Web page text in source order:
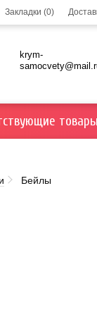
Закладки (0)
krym-
товары
Бейлы